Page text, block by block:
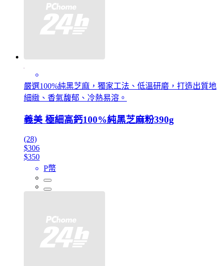
嚴選100%純黑芝麻，獨家工法、低溫研磨，打造出質地
細緻、香氣馥郁、冷熱易溶。
義美 極細高鈣100%純黑芝麻粉390g
(28)
$306
$350
P幣